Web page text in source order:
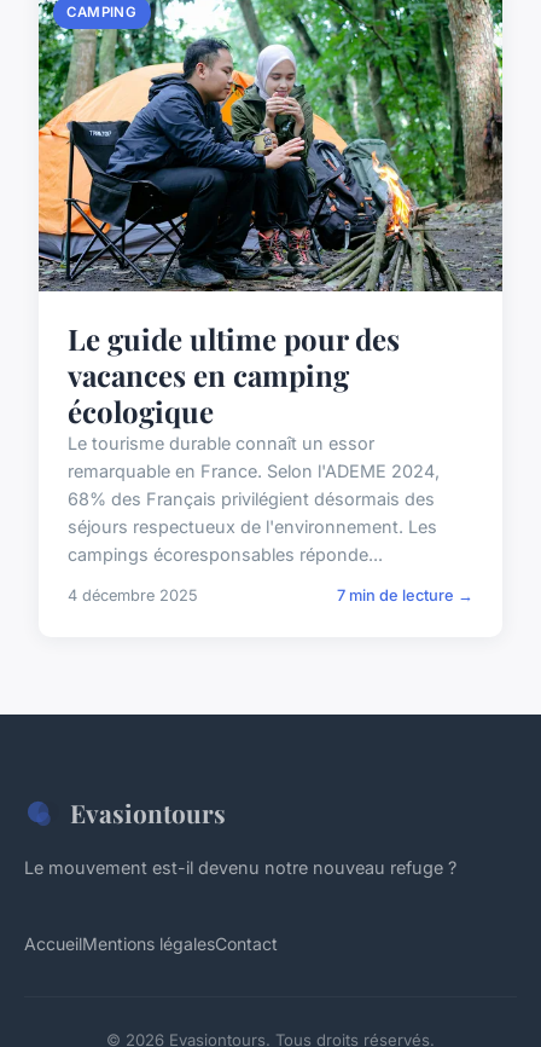
CAMPING
Le guide ultime pour des
vacances en camping
écologique
Le tourisme durable connaît un essor
remarquable en France. Selon l'ADEME 2024,
68% des Français privilégient désormais des
séjours respectueux de l'environnement. Les
campings écoresponsables réponde...
4 décembre 2025 7 min de lecture →
Evasiontours
Le mouvement est-il devenu notre nouveau refuge ?
AccueilMentions légalesContact
© 2026 Evasiontours. Tous droits réservés.